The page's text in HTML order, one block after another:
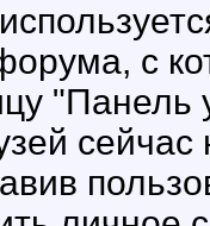
с
"Панель